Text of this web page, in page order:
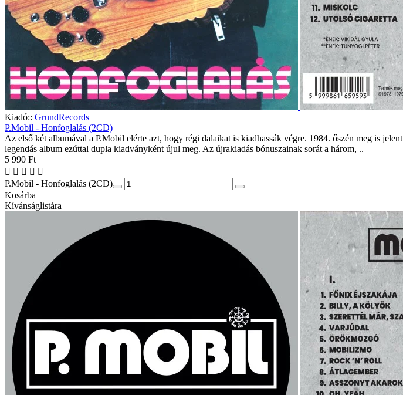
Kiadó:: GrundRecords
P.Mobil - Honfoglalás (2CD)
Az első két albumával a P.Mobil elérte azt, hogy régi dalaikat is kiadhassák végre. 1984. őszén meg is
legendás album ezúttal dupla kiadványként újul meg. Az újrakiadás bónuszainak sorát a három, ..
5 990 Ft
P.Mobil - Honfoglalás (2CD)
Kosárba
Kívánságlistára